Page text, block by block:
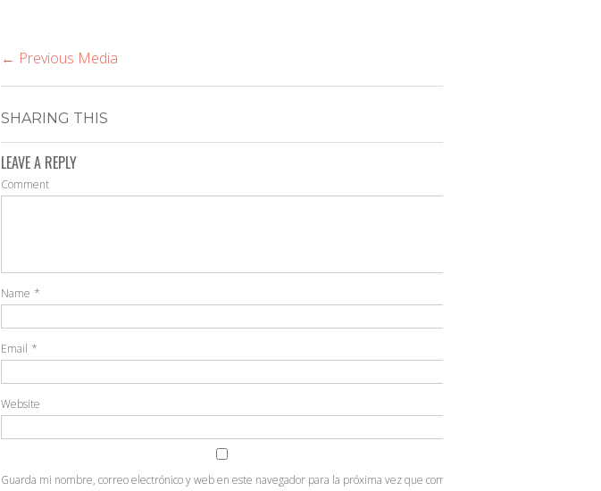
← Previous Media
SHARING THIS
LEAVE A REPLY
Comment
Name *
Email *
Website
Guarda mi nombre, correo electrónico y web en este navegador para la próxima vez que comente.